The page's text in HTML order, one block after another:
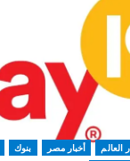
العالم أخبار مصر بنوك